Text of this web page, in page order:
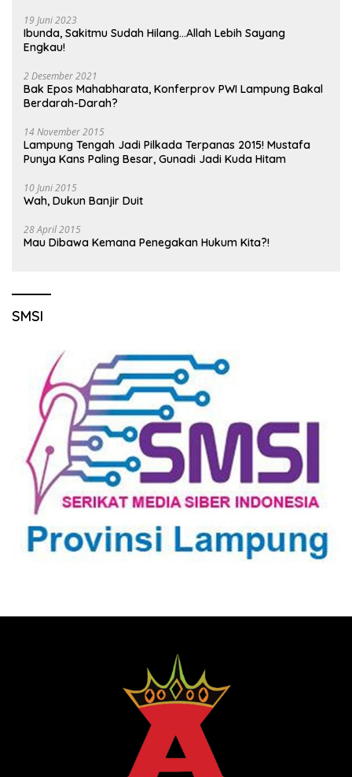
19 Juni 2023
Ibunda, Sakitmu Sudah Hilang…Allah Lebih Sayang
Engkau!
2 Desember 2021
Bak Epos Mahabharata, Konferprov PWI Lampung Bakal
Berdarah-Darah?
14 November 2015
Lampung Tengah Jadi Pilkada Terpanas 2015! Mustafa
Punya Kans Paling Besar, Gunadi Jadi Kuda Hitam
10 Juni 2015
Wah, Dukun Banjir Duit
28 April 2015
Mau Dibawa Kemana Penegakan Hukum Kita?!
SMSI